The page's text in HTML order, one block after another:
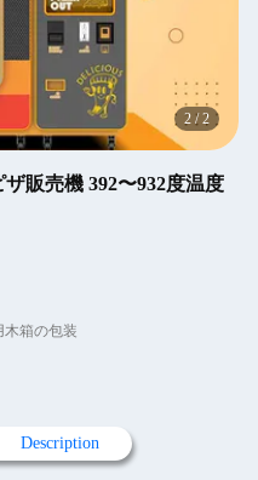
2 /2
販売機 392〜932度温度
木箱の包装
Description